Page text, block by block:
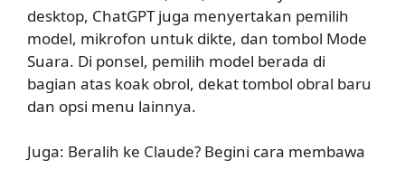
desktop, ChatGPT juga menyertakan pemilih
model, mikrofon untuk dikte, dan tombol Mode
Suara. Di ponsel, pemilih model berada di
bagian atas koak obrol, dekat tombol obral baru
dan opsi menu lainnya.
Juga: Beralih ke Claude? Begini cara membawa